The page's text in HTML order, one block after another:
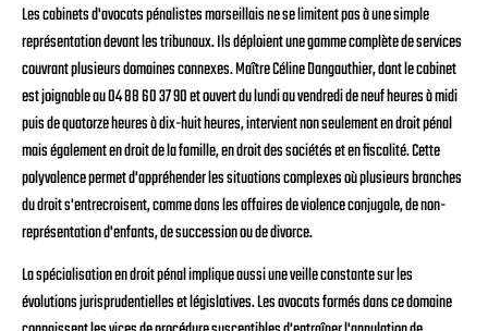
Les cabinets d'avocats pénalistes marseillais ne se limitent pas à une simple
représentation devant les tribunaux. Ils déploient une gamme complète de services
couvrant plusieurs domaines connexes. Maître Céline Dangauthier, dont le cabinet
est joignable au 04 88 60 37 90 et ouvert du lundi au vendredi de neuf heures à midi
puis de quatorze heures à dix-huit heures, intervient non seulement en droit pénal
mais également en droit de la famille, en droit des sociétés et en fiscalité. Cette
polyvalence permet d'appréhender les situations complexes où plusieurs branches
du droit s'entrecroisent, comme dans les affaires de violence conjugale, de non-
représentation d'enfants, de succession ou de divorce.
La spécialisation en droit pénal implique aussi une veille constante sur les
évolutions jurisprudentielles et législatives. Les avocats formés dans ce domaine